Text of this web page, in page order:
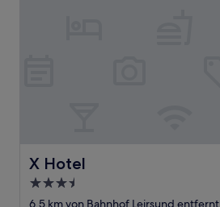
X Hotel
X Hotel
3.5-
Sterne-
6,5 km von Bahnhof Leirsund entfernt